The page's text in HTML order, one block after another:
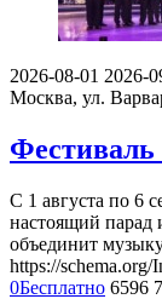
2026-08-01 2026-
Москва, ул.
Фестиваль
С 1 августа по 6
настоящий парад
объединит
https://schema.org/
0Бесплатно 6596